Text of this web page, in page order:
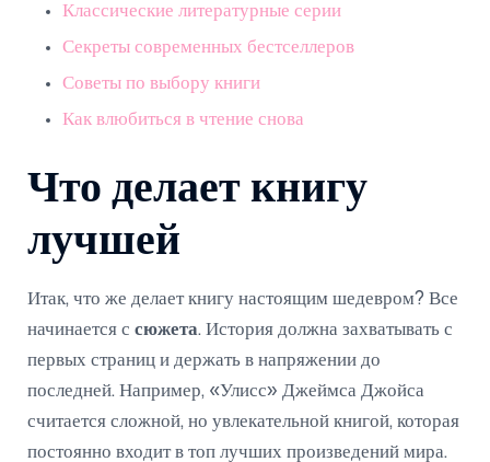
Классические литературные серии
Секреты современных бестселлеров
Советы по выбору книги
Как влюбиться в чтение снова
Что делает книгу
лучшей
Итак, что же делает книгу настоящим шедевром? Все
начинается с сюжета. История должна захватывать с
первых страниц и держать в напряжении до
последней. Например, «Улисс» Джеймса Джойса
считается сложной, но увлекательной книгой, которая
постоянно входит в топ лучших произведений мира.